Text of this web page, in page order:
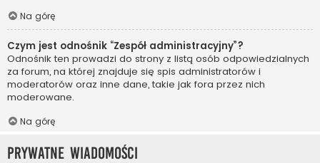
Na górę
Czym jest odnośnik “Zespół administracyjny”?
Odnośnik ten prowadzi do strony z listą osób odpowiedzialnych
za forum, na której znajduje się spis administratorów i
moderatorów oraz inne dane, takie jak fora przez nich
moderowane.
Na górę
Prywatne wiadomości